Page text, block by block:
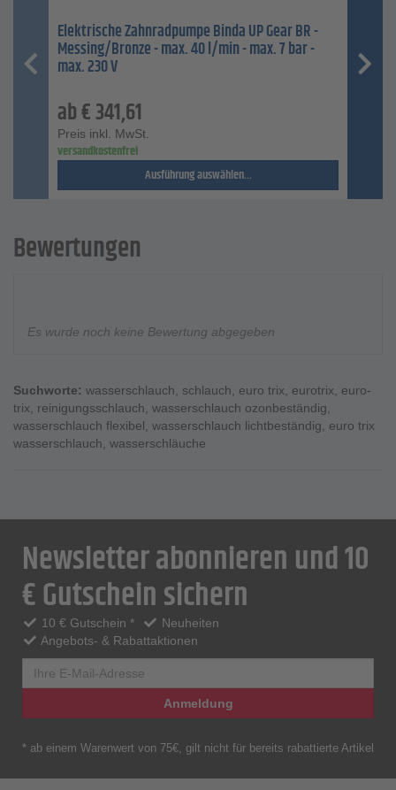
Elektrische Zahnradpumpe Binda UP Gear BR -
Messing/Bronze - max. 40 l/min - max. 7 bar -
max. 230 V
ab€341,61
Preis inkl. MwSt.
versandkostenfrei
Ausführung auswählen...
Bewertungen
Es wurde noch keine Bewertung abgegeben
Suchworte: wasserschlauch, schlauch, euro trix, eurotrix, euro-
trix, reinigungsschlauch, wasserschlauch ozonbeständig,
wasserschlauch flexibel, wasserschlauch lichtbeständig, euro trix
wasserschlauch, wasserschläuche
Newsletter abonnieren und 10
€ Gutschein sichern
10 € Gutschein *
Neuheiten
Angebots- & Rabattaktionen
Anmeldung
* ab einem Warenwert von 75€, gilt nicht für bereits rabattierte Artikel